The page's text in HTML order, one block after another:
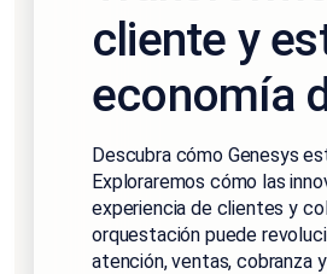
cliente y
economía
Descubra cómo Genesys
Exploraremos cómo las
experiencia de clientes y
orquestación puede
atención, ventas, cobranza